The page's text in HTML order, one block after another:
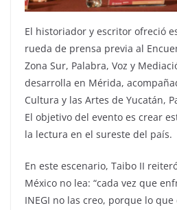
El historiador y escritor ofreció
rueda de prensa previa al
Zona Sur, Palabra, Voz y
desarrolla en Mérida,
Cultura y las Artes de Yucatán,
El objetivo del evento es crear
la lectura en el sureste del país.
En este escenario, Taibo II
México no lea: “cada vez que
INEGI no las creo, porque lo